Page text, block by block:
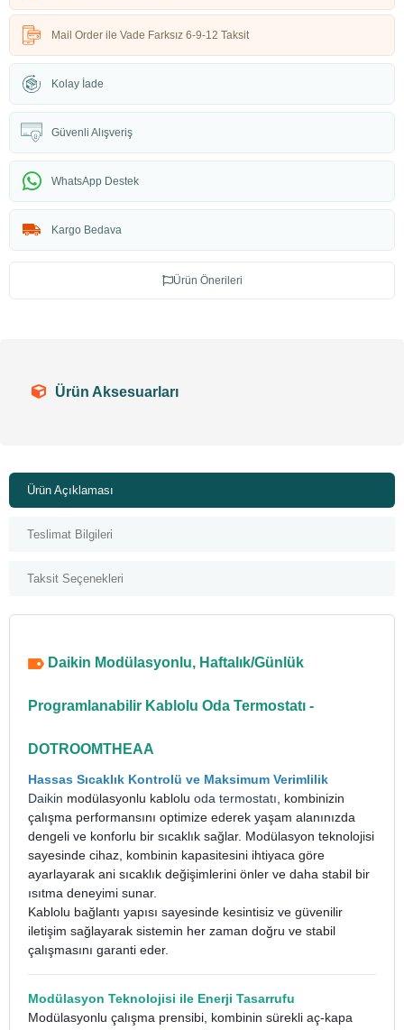
Mail Order ile Vade Farksız 6-9-12 Taksit
Kolay İade
Güvenli Alışveriş
WhatsApp Destek
Kargo Bedava
Ürün Önerileri
Ürün Aksesuarları
Ürün Açıklaması
Teslimat Bilgileri
Taksit Seçenekleri
Daikin Modülasyonlu, Haftalık/Günlük
Programlanabilir Kablolu Oda Termostatı -
DOTROOMTHEAA
Hassas Sıcaklık Kontrolü ve Maksimum Verimlilik
Daikin modülasyonlu kablolu oda termostatı , kombinizin
çalışma performansını optimize ederek yaşam alanınızda
dengeli ve konforlu bir sıcaklık sağlar. Modülasyon teknolojisi
sayesinde cihaz, kombinin kapasitesini ihtiyaca göre
ayarlayarak ani sıcaklık değişimlerini önler ve daha stabil bir
ısıtma deneyimi sunar.
Kablolu bağlantı yapısı sayesinde kesintisiz ve güvenilir
iletişim sağlayarak sistemin her zaman doğru ve stabil
çalışmasını garanti eder.
Modülasyon Teknolojisi ile Enerji Tasarrufu
Modülasyonlu çalışma prensibi, kombinin sürekli aç-kapa